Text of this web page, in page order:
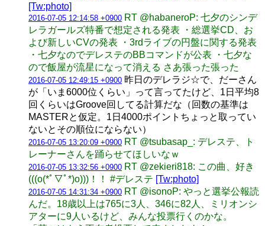
[Tw:photo]
2016-07-05 12:14:58 +0900 RT @habaneroP: 七夕のシンデ
レラガールズ特番で想定される発表 ・総選挙CD、お
よび新しいCVの発表 ・3rdライブの円盤に関する発表
・七夕なのでデレステのBBコマンドが公表 ・七夕な
ので飯屋が流星になって消える さあ張った張った
2016-07-05 12:49:15 +0900 昨日のデレラジ☆で、だーさん
が「いま6000位くらい」って言ってたけど、1日平均8
回くらいはGroove回してる計算だな（回数の基準は
MASTERと仮定。1日4000ポイントちょっと取ってい
ないとその順位にならない）
2016-07-05 13:20:09 +0900 RT @tsubasap_: デレステ、ト
レーナーさんを踊らせてほしいなｗ
2016-07-05 13:32:56 +0900 RT @zekieri818: この曲、好き
(((o(*ﾟ▽ﾟ*)o)))！！ #デレステ [Tw:photo]
2016-07-05 14:31:34 +0900 RT @isonoP: やっと選挙公報読
んだ。18歳以上は765に3人、346に82人、ミリオンシ
アターに9人いるけど、みんな投票行くのかな。